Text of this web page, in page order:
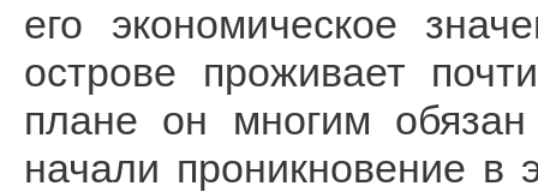
его экономическое
острове проживает
плане он многим
начали проникновение в